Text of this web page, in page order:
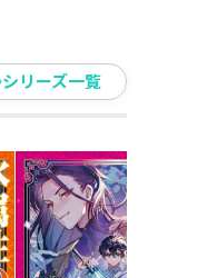
シリーズ一覧